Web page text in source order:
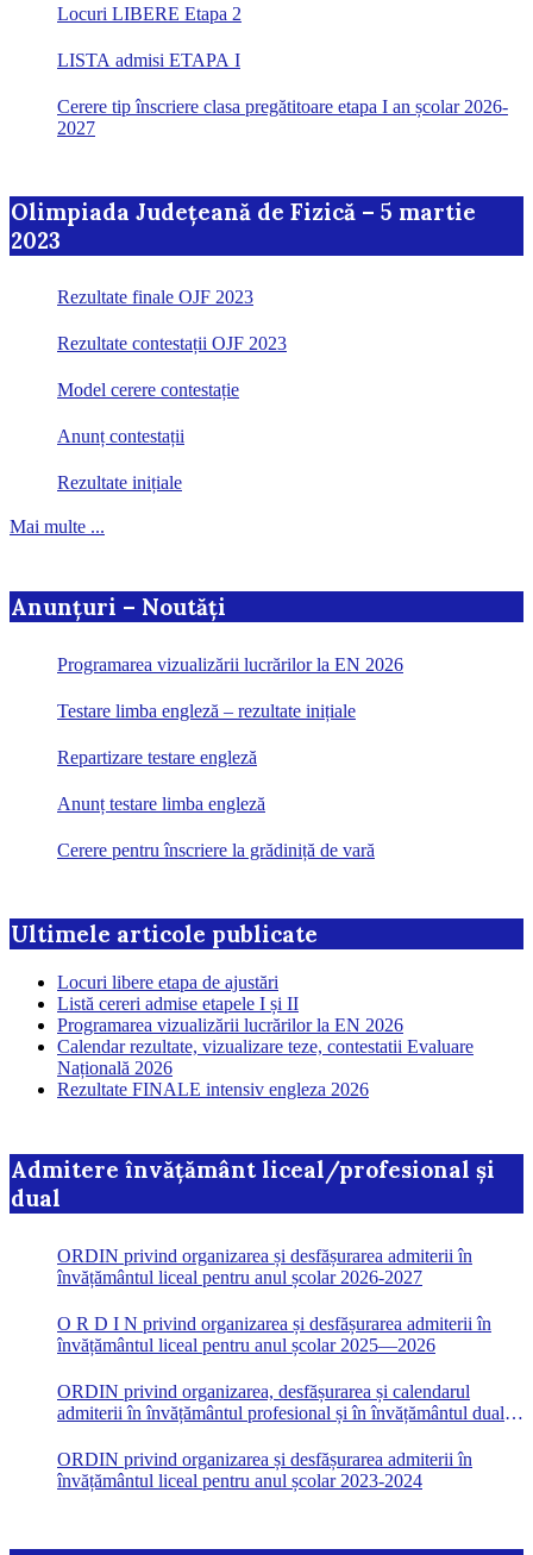
Locuri LIBERE Etapa 2
LISTA admisi ETAPA I
Cerere tip înscriere clasa pregătitoare etapa I an școlar 2026-
2027
Olimpiada Județeană de Fizică – 5 martie
2023
Rezultate finale OJF 2023
Rezultate contestații OJF 2023
Model cerere contestație
Anunț contestații
Rezultate inițiale
Mai multe ...
Anunțuri – Noutăți
Programarea vizualizării lucrărilor la EN 2026
Testare limba engleză – rezultate inițiale
Repartizare testare engleză
Anunț testare limba engleză
Cerere pentru înscriere la grădiniță de vară
Ultimele articole publicate
Locuri libere etapa de ajustări
Listă cereri admise etapele I și II
Programarea vizualizării lucrărilor la EN 2026
Calendar rezultate, vizualizare teze, contestatii Evaluare
Națională 2026
Rezultate FINALE intensiv engleza 2026
Admitere învățământ liceal/profesional și
dual
ORDIN privind organizarea și desfășurarea admiterii în
învățământul liceal pentru anul școlar 2026-2027
O R D I N privind organizarea și desfășurarea admiterii în
învățământul liceal pentru anul școlar 2025—2026
ORDIN privind organizarea, desfășurarea și calendarul
admiterii în învățământul profesional și în învățământul dual
ORDIN privind organizarea și desfășurarea admiterii în
învățământul liceal pentru anul școlar 2023-2024